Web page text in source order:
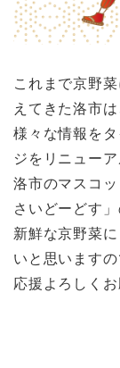
これまで京野
えてきた洛市は
様々な情報を
ジをリニューア
洛市のマスコ
さいどーどす
新鮮な京野菜
いと思いますの
応援よろしくお